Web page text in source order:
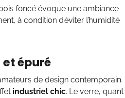
foncé évoque une ambiance
à condition d’éviter l’humidité
épuré
de design contemporain.
industriel chic. Le verre, quant